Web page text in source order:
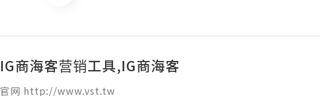
IG商海客营销工具,IG商海客
官网 http://www.vst.tw